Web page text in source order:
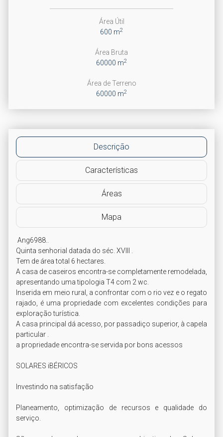
Área Útil
600 m2
Área Bruta
60000 m2
Área de Terreno
60000 m2
Descrição
Características
Áreas
Mapa
Ang6988..
Quinta senhorial datada do séc. XVIII .
Tem de área total 6 hectares.
A casa de caseiros encontra-se completamente remodelada,
apresentando uma tipologia T4 com 2 wc.
Inserida em meio rural, a confrontar com o rio vez e o regato
rajado, é uma propriedade com excelentes condições para
exploração turística.
A casa principal dá acesso, por passadiço superior, à capela
particular .
a propriedade encontra-se servida por bons acessos
SOLARES iBÉRICOS
Investindo na satisfação
Planeamento, optimização de recursos e qualidade do
serviço.